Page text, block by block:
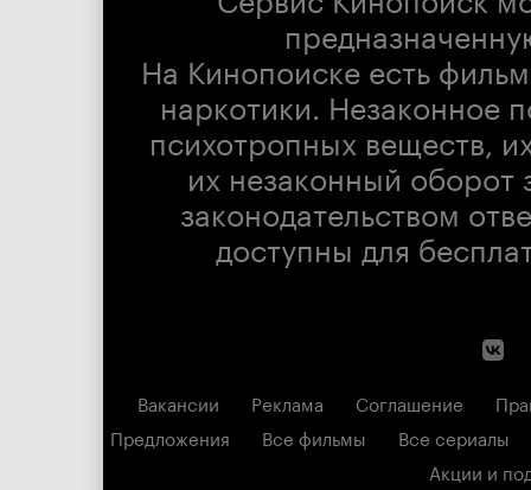
На Кинопоиске есть
наркотики. Незаконное
психотропных веществ,
их незаконный оборот
законодательством
доступны для
Вакансии Реклама Соглашение
Предложения
Все фильмы
Все сериалы
Акции и